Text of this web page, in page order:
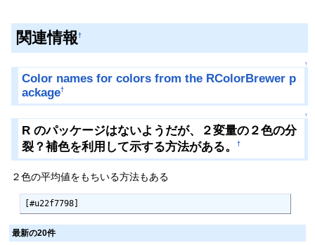
関連情報†
↑
Color names for colors from the RColorBrewer p
ackage†
↑
R のパッケージはないようだが、２変量の２色の分
裂？補色を利用して示する方法がある。†
２色の平均値をもちいる方法もある
[#u22f7798]
最新の20件